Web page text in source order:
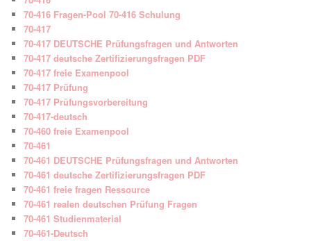
70-416 Fragen-Pool 70-416 Schulung
70-417
70-417 DEUTSCHE Prüfungsfragen und Antworten
70-417 deutsche Zertifizierungsfragen PDF
70-417 freie Examenpool
70-417 Prüfung
70-417 Prüfungsvorbereitung
70-417-deutsch
70-460 freie Examenpool
70-461
70-461 DEUTSCHE Prüfungsfragen und Antworten
70-461 deutsche Zertifizierungsfragen PDF
70-461 freie fragen Ressource
70-461 realen deutschen Prüfung Fragen
70-461 Studienmaterial
70-461-Deutsch